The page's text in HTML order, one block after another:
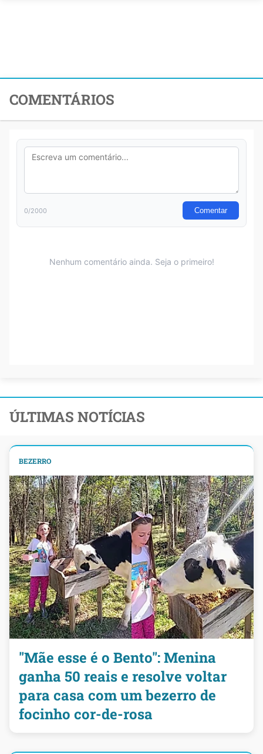
COMENTÁRIOS
ÚLTIMAS NOTÍCIAS
BEZERRO
"Mãe esse é o Bento": Menina
ganha 50 reais e resolve voltar
para casa com um bezerro de
focinho cor-de-rosa